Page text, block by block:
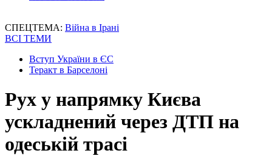
СПЕЦТЕМА: Війна в Ірані
ВСІ ТЕМИ
Вступ України в ЄС
Теракт в Барселоні
Рух у напрямку Києва
ускладнений через ДТП на
одеській трасі